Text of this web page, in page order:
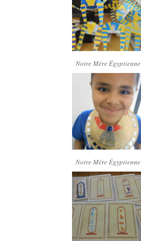
Notre Mère Égyptienne
Notre Mère Égyptienne